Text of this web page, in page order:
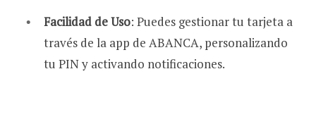
Facilidad de Uso: Puedes gestionar tu tarjeta a
través de la app de ABANCA, personalizando
tu PIN y activando notificaciones.